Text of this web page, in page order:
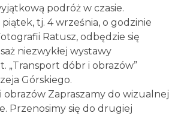
podróż w czasie.
tj. 4 września, o godzinie
Ratusz, odbędzie się
niezwykłej wystawy
„Transport dóbr i obrazów”
Górskiego.
obrazów Zapraszamy do wizualnej
Przenosimy się do drugiej